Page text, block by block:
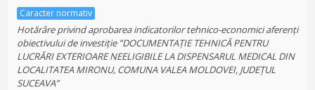
Caracter normativ
Hotărâre privind aprobarea indicatorilor tehnico-economici aferenți
obiectivului de investiție ”DOCUMENTAȚIE TEHNICĂ PENTRU
LUCRĂRI EXTERIOARE NEELIGIBILE LA DISPENSARUL MEDICAL DIN
LOCALITATEA MIRONU, COMUNA VALEA MOLDOVEI, JUDEȚUL
SUCEAVA”